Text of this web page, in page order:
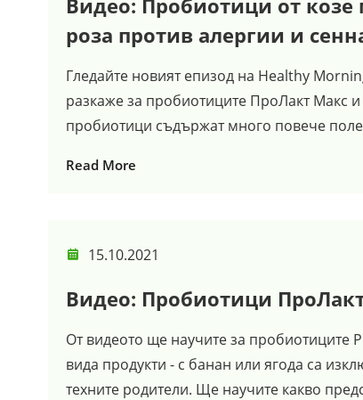
Видео: Пробиотици от козе
роза против алергии и
Гледайте новият епизод на Healthy
разкаже за пробиотиците ПроЛакт Макс
пробиотици съдържат много повече
Read More
15.10.2021
Видео: Пробиотици
От видеото ще научите за пробиотиците
вида продукти - с банан или ягода са
техните родители. Ще научите какво